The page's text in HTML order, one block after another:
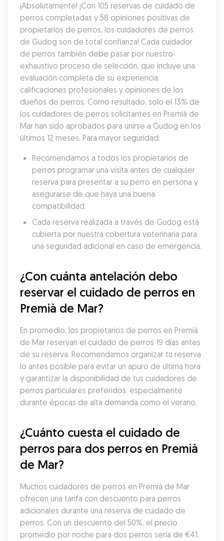
¡Absolutamente! ¡Con 105 reservas de cuidado de
perros completadas y 58 opiniones positivas de
propietarios de perros, los cuidadores de perros
de Gudog son de total confianza! Cada cuidador
de perros también debe pasar por nuestro
exhaustivo proceso de selección, que incluye una
evaluación completa de su experiencia,
calificaciones profesionales y opiniones de los
dueños de perros. Como resultado, solo el 13% de
los cuidadores de perros solicitantes en Premià de
Mar han sido aprobados para unirse a Gudog en los
últimos 12 meses. Para mayor seguridad:
Recomendamos a todos los propietarios de
perros programar una visita antes de cualquier
reserva para presentar a su perro en persona y
asegurarse de que haya una buena
compatibilidad.
Cada reserva realizada a través de Gudog está
cubierta por nuestra cobertura veterinaria para
una seguridad adicional en caso de emergencia.
¿Con cuánta antelación debo
reservar el cuidado de perros en
Premià de Mar?
En promedio, los propietarios de perros en Premià
de Mar reservan el cuidado de perros 19 días antes
de su reserva. Recomendamos organizar tu reserva
lo antes posible para evitar un apuro de última hora
y garantizar la disponibilidad de tus cuidadores de
perros particulares preferidos, especialmente
durante épocas de alta demanda como el verano.
¿Cuánto cuesta el cuidado de
perros para dos perros en Premià
de Mar?
Muchos cuidadores de perros en Premià de Mar
ofrecen una tarifa con descuento para perros
adicionales durante una reserva de cuidado de
perros. Con un descuento del 50%, el precio
promedio por noche para dos perros sería de €41.